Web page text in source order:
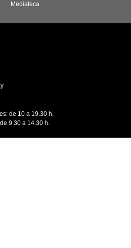
Mediateca
de 10 a 19.30 h.
9.30 a 14.30 h.